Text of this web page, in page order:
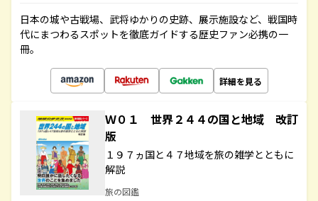
日本の城や古戦場、武将ゆかりの史跡、展示施設など、戦国時
代にまつわるスポットを徹底ガイドする歴史ファン必携の一
冊。
詳細を見る
Ｗ０１ 世界２４４の国と地域 改訂
版
１９７ヵ国と４７地域を旅の雑学とともに
解説
旅の図鑑